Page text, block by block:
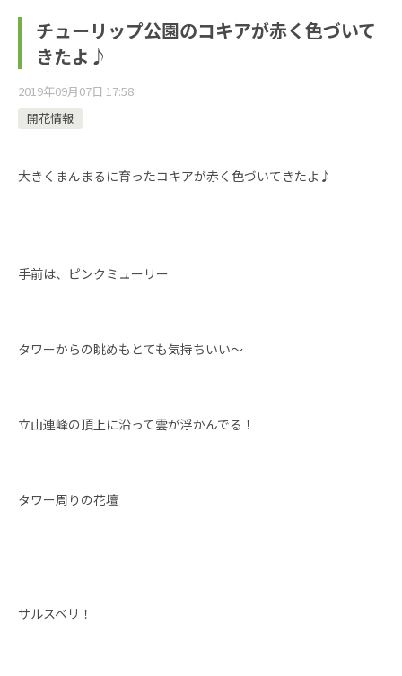
チューリップ公園のコキアが赤く色づいて
きたよ♪
2019年09月07日 17:58
開花情報
大きくまんまるに育ったコキアが赤く色づいてきたよ♪
手前は、ピンクミューリー
タワーからの眺めもとても気持ちいい～
立山連峰の頂上に沿って雲が浮かんでる！
タワー周りの花壇
サルスベリ！